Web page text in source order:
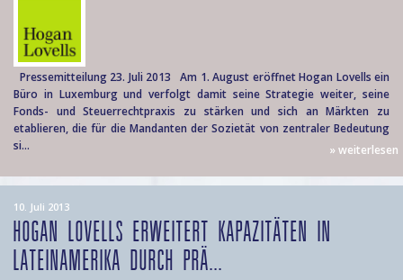
Pressemitteilung 23. Juli 2013 Am 1. August eröffnet Hogan Lovells ein
Büro in Luxemburg und verfolgt damit seine Strategie weiter, seine
Fonds- und Steuerrechtpraxis zu stärken und sich an Märkten zu
etablieren, die für die Mandanten der Sozietät von zentraler Bedeutung
si...
» weiterlesen
10. Juli 2013
HOGAN LOVELLS ERWEITERT KAPAZITÄTEN IN
LATEINAMERIKA DURCH PRÄ...